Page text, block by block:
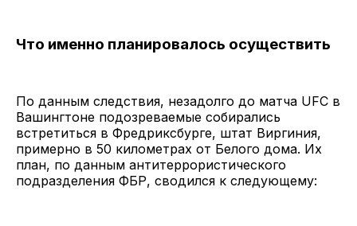
Что именно планировалось осуществить
По данным следствия, незадолго до матча UFC в
Вашингтоне подозреваемые собирались
встретиться в Фредриксбурге, штат Виргиния,
примерно в 50 километрах от Белого дома. Их
план, по данным антитеррористического
подразделения ФБР, сводился к следующему: